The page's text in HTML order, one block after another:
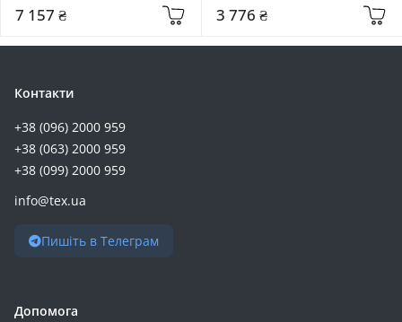
7 157 ₴ 3 776 ₴
Контакти
+38 (096) 2000 959
+38 (063) 2000 959
+38 (099) 2000 959
info@tex.ua
Пишіть в Телеграм
Допомога